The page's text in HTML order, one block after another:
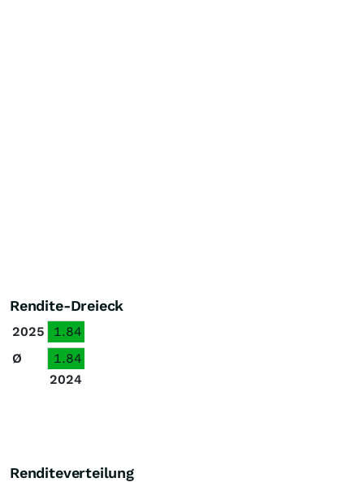
Rendite-Dreieck
2025
1.84
Ø
1.84
2024
Renditeverteilung